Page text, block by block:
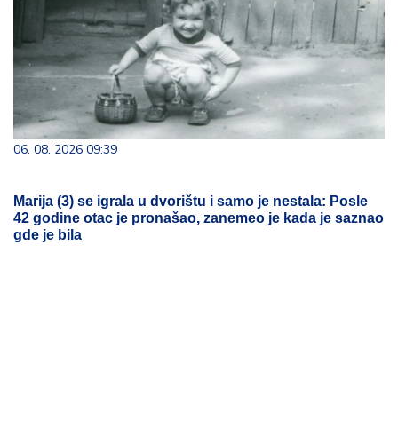
06. 08. 2026 09:39
Marija (3) se igrala u dvorištu i samo je nestala: Posle
42 godine otac je pronašao, zanemeo je kada je saznao
gde je bila